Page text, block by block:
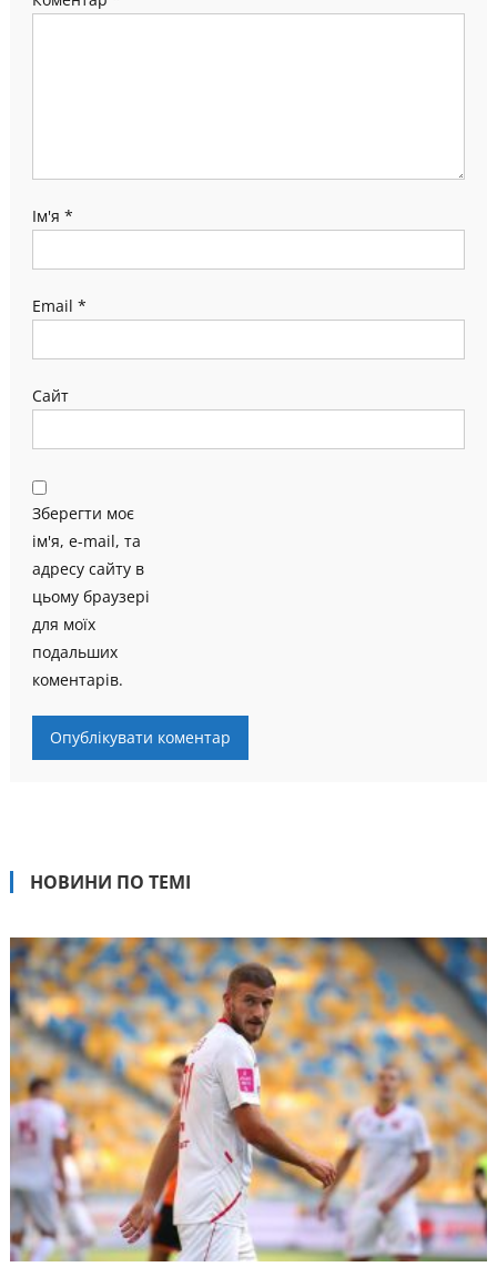
Ім'я *
Email *
Сайт
Зберегти моє
ім'я, e-mail, та
адресу сайту в
цьому браузері
для моїх
подальших
коментарів.
НОВИНИ ПО ТЕМІ